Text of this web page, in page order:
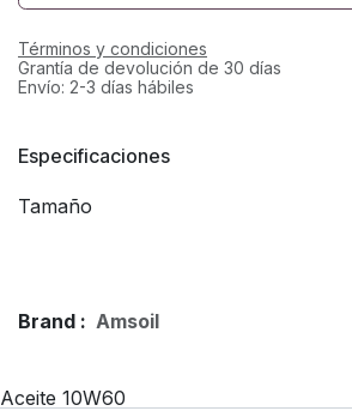
Términos y condiciones
Grantía de devolución de 30 días
Envío: 2-3 días hábiles
Especificaciones
Tamaño
Brand : Amsoil
Aceite 10W60